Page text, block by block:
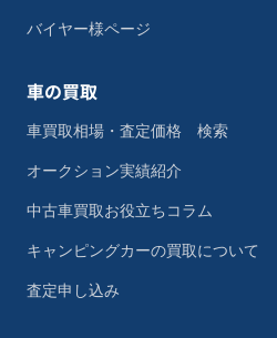
バイヤー様ページ
車の買取
車買取相場・査定価格 検索
オークション実績紹介
中古車買取お役立ちコラム
キャンピングカーの買取について
査定申し込み